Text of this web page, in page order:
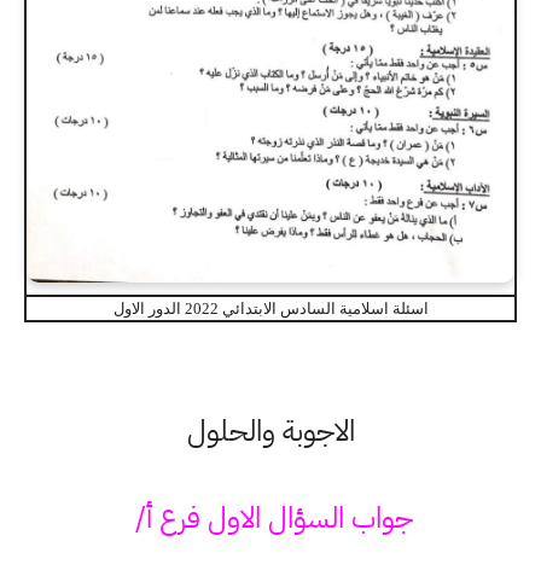
اسئلة اسلامية السادس الابتدائي 2022 الدور الاول
الاجوبة والحلول
جواب السؤال الاول فرع أ/